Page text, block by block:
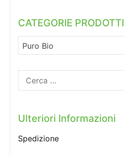
CATEGORIE PRODOTTI
Puro Bio
Ricerca
per:
Ulteriori Informazioni
Spedizione